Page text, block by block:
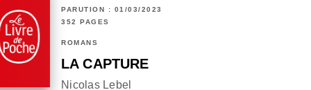
PARUTION : 01/03/2023
352 PAGES
ROMANS
LA CAPTURE
Nicolas Lebel